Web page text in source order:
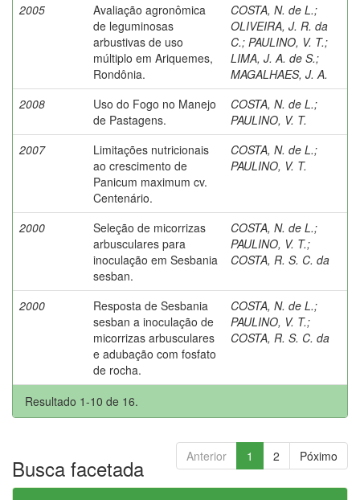
2005
Avaliação agronômica
de leguminosas
arbustivas de uso
múltiplo em Ariquemes,
Rondônia.
COSTA, N. de L.;
OLIVEIRA, J. R. da
C.; PAULINO, V. T.;
LIMA, J. A. de S.;
MAGALHAES, J. A.
2008
Uso do Fogo no Manejo
de Pastagens.
COSTA, N. de L.;
PAULINO, V. T.
2007
Limitações nutricionais
ao crescimento de
Panicum maximum cv.
Centenário.
COSTA, N. de L.;
PAULINO, V. T.
2000
Seleção de micorrizas
arbusculares para
inoculação em Sesbania
sesban.
COSTA, N. de L.;
PAULINO, V. T.;
COSTA, R. S. C. da
2000
Resposta de Sesbania
sesban a inoculação de
micorrizas arbusculares
e adubação com fosfato
de rocha.
COSTA, N. de L.;
PAULINO, V. T.;
COSTA, R. S. C. da
Resultado 1-10 de 16.
Anterior 1 2 Póximo
Busca facetada